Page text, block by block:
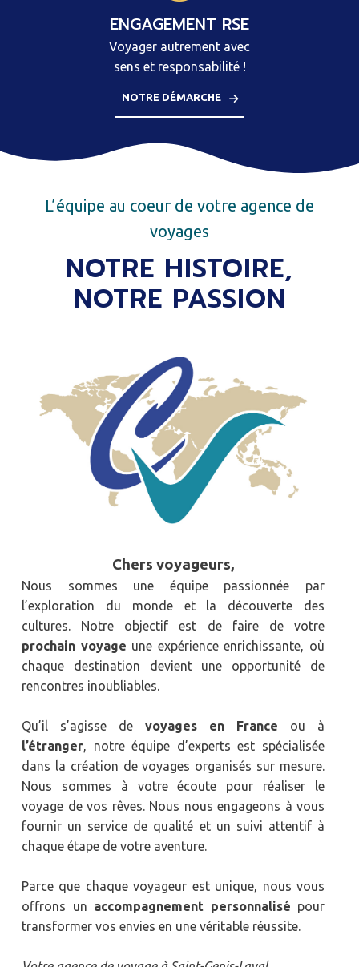
ENGAGEMENT RSE
Voyager autrement avec
sens et responsabilité !
NOTRE DÉMARCHE
L’équipe au coeur de votre agence de
voyages
NOTRE HISTOIRE,
NOTRE PASSION
Chers voyageurs,
Nous sommes une équipe passionnée par
l’exploration du monde et la découverte des
cultures. Notre objectif est de faire de votre
prochain voyage une expérience enrichissante, où
chaque destination devient une opportunité de
rencontres inoubliables.
Qu’il s’agisse de voyages en France ou à
l’étranger, notre équipe d’experts est spécialisée
dans la création de voyages organisés sur mesure.
Nous sommes à votre écoute pour réaliser le
voyage de vos rêves. Nous nous engageons à vous
fournir un service de qualité et un suivi attentif à
chaque étape de votre aventure.
Parce que chaque voyageur est unique, nous vous
offrons un accompagnement personnalisé pour
transformer vos envies en une véritable réussite.